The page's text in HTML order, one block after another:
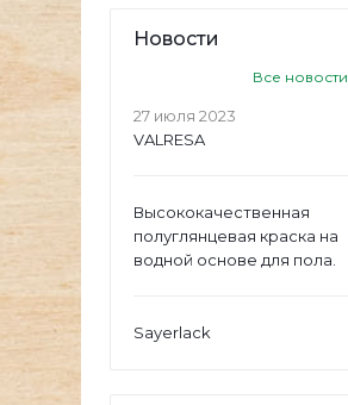
Новости
Все новости
27 июля 2023
VALRESA
Высококачественная
полуглянцевая краска на
водной основе для пола.
Sayerlack